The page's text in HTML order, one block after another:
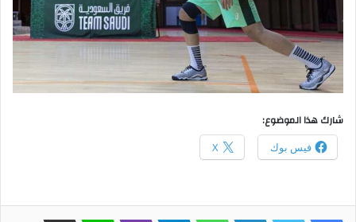
شارك هذا الموضوع:
فيس بوك X